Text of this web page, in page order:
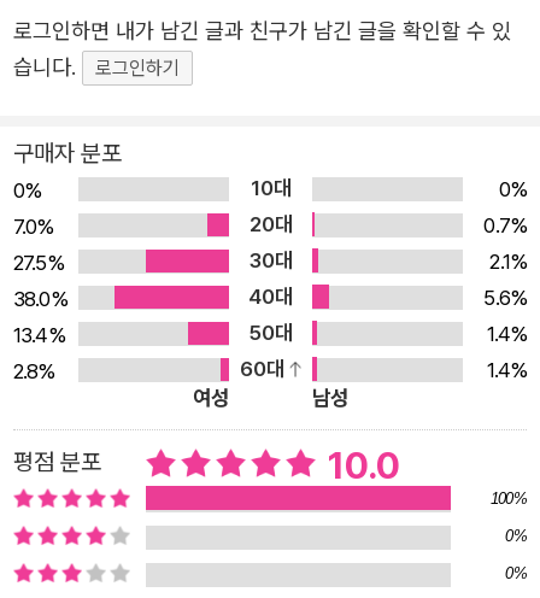
섞인 저주 받은 물건들 〈19세기, 영국 브라이언트앤드메이
성냥〉에서 김규리는 콜센터 노동자다. 끊임없이 걸려오는 전
무에 시달린다. 그러던 어느 날 김규리는 호랑골동품점 앞을
지나다가 홀린 듯이 가게 안으로 들어간다. 오래된 성냥갑을
집어 들었을 때 “나를 가져. 나를 가져가” 하는 목소리를 듣
고 자기도 모르게 도둑질을 하고 만다. 그 후 김규리는 무명
천으로 턱을 감싼 여자 귀신들을 매일 같이 마주치며 시달린
다. 〈19세기, 그림자인형 와양쿨릿〉은 환갑을 훌쩍 넘긴 나
이에 배달 노동을 하는 김택구의 이야기다. 시샘 많고 폭력
적인 그는 아내를 잃은 뒤 애먼 아이를 납치해 아내 대신 돌
봄 노동을 시킬 계획을 세운다. 그러던 중 호랑골동품점에서
충동적으로 목각 인형을 가져온다. 그날부터 김택구의 귓가
에는 숫자를 세는 음산한 목소리가 들려온다. 〈1977년, 체신
1호 벽괘형 공중전화기〉는 누군가를 간절히 그리워하면 결
국 연결될 수 있음을 보여준다. 정지운은 숲속 게스트하우스
로그인하면 내가 남긴 글과 친구가 남긴 글을 확인할 수 있
습니다.
로그인하기
구매자 분포
0% 10대
0%
7.0%
20대
0.7%
27.5%
30대
2.1%
38.0%
40대
5.6%
13.4%
50대
1.4%
2.8%
60대 1.4%
여성 남성
평점 분포 10.0
100%
0%
0%